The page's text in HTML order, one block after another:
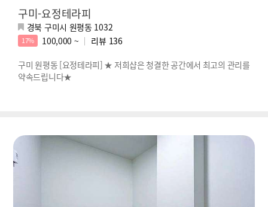
구미-요정테라피
경북 구미시 원평동 1032
17% 100,000 ~ 리뷰 136
구미 원평동 [요정테라피] ★ 저희샵은 청결한 공간에서 최고의 관리를
약속드립니다★